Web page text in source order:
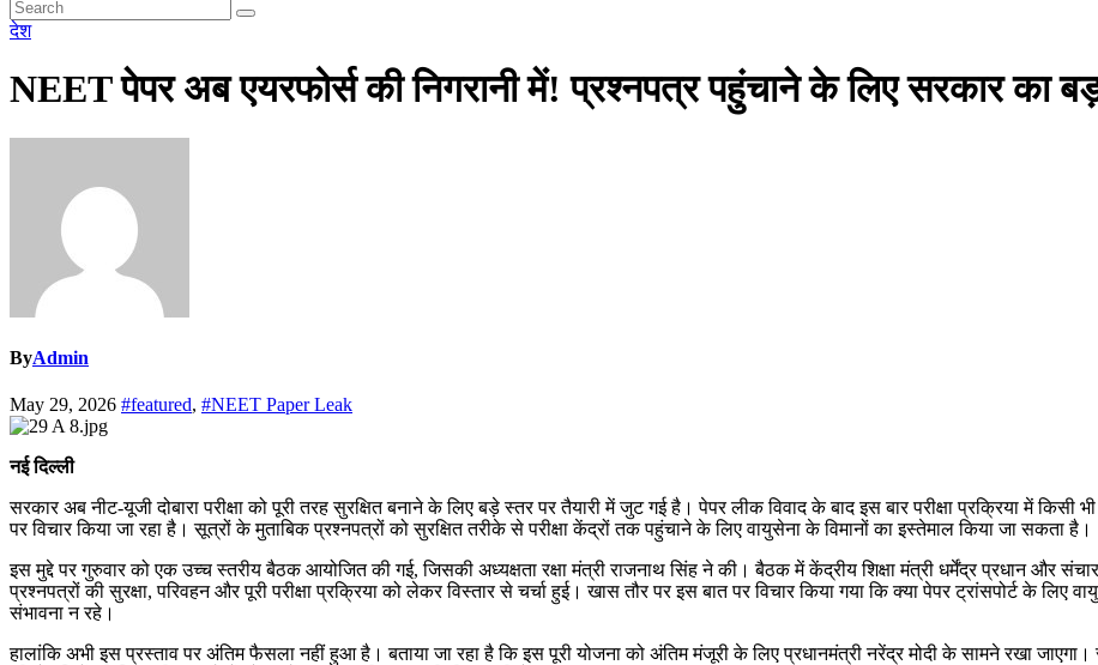
देश
NEET पेपर अब एयरफोर्स की निगरानी में! प्रश्नपत्र पहुंचाने के लिए सरकार का
ByAdmin
May 29, 2026 #featured, #NEET Paper Leak
नई दिल्ली
सरकार अब नीट-यूजी दोबारा परीक्षा को पूरी तरह सुरक्षित बनाने के लिए बड़े स्तर पर तैयारी में जुट गई है। पेपर लीक विवाद के बाद इस बार परीक्षा प्रक्रिया में
पर विचार किया जा रहा है। सूत्रों के मुताबिक प्रश्नपत्रों को सुरक्षित तरीके से परीक्षा केंद्रों तक पहुंचाने के लिए वायुसेना के विमानों का इस्तेमाल किया जा सकता है।
इस मुद्दे पर गुरुवार को एक उच्च स्तरीय बैठक आयोजित की गई, जिसकी अध्यक्षता रक्षा मंत्री राजनाथ सिंह ने की। बैठक में केंद्रीय शिक्षा मंत्री धर्मेंद्र प्रधान और
प्रश्नपत्रों की सुरक्षा, परिवहन और पूरी परीक्षा प्रक्रिया को लेकर विस्तार से चर्चा हुई। खास तौर पर इस बात पर विचार किया गया कि क्या पेपर ट्रांसपोर्ट के
संभावना न रहे।
हालांकि अभी इस प्रस्ताव पर अंतिम फैसला नहीं हुआ है। बताया जा रहा है कि इस पूरी योजना को अंतिम मंजूरी के लिए प्रधानमंत्री नरेंद्र मोदी के सामने रखा जाएगा।